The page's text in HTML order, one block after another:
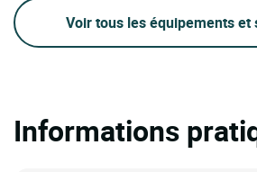
Voir tous les équipements et
Informations